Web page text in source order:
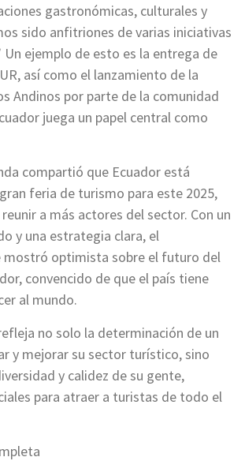
gastronómicas, culturales y
sido anfitriones de varias iniciativas
Un ejemplo de esto es la entrega de
así como el lanzamiento de la
Andinos por parte de la comunidad
juega un papel central como
compartió que Ecuador está
feria de turismo para este 2025,
a más actores del sector. Con un
y una estrategia clara, el
mostró optimista sobre el futuro del
convencido de que el país tiene
al mundo.
no solo la determinación de un
y mejorar su sector turístico, sino
y calidez de su gente,
para atraer a turistas de todo el